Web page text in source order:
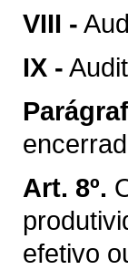
VIII -
IX -
Art. 8º.
efetivo